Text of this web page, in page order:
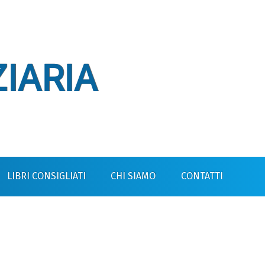
LIBRI CONSIGLIATI CHI SIAMO CONTATTI